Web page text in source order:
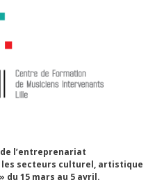
l’entreprenariat
secteurs culturel, artistique
15 mars au 5 avril.